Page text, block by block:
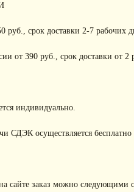
руб., срок доставки 2-7 рабочих
от 390 руб., срок доставки от 2
индивидуально.
СДЭК осуществляется
сайте заказ можно следующими